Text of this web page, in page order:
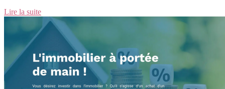
Lire la suite